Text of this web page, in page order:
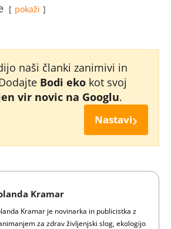
pokaži
naši članki zanimivi in
Bodi eko kot svoj
vir novic na Googlu.
Nastavi›
Kramar
Kramar je novinarka in publicistka z
za zdrav življenjski slog, ekologijo